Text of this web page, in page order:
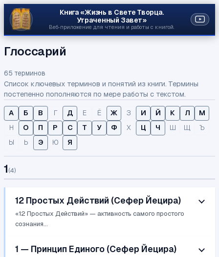
Книга «Жизнь в Свете Творца.
Утраченный Завет»
Веб‑приложение для чтения и работы с книгой.
Глоссарий
65 терминов
Список ключевых терминов и понятий из книги. Термины
постепенно пополняются по мере работы с текстом.
А Б В Г Д Е Ё Ж З И Й К Л
М
Н
О П Р С Т У Ф Х Ц Ч Ш Щ
Ъ
Ы
Ь Э Ю Я
1(4)
12 Простых Действий (Сефер Йецира)
«12 Простых Действий» — активность самого простого
сознания...
1 — Принцип Единого (Сефер Йецира)